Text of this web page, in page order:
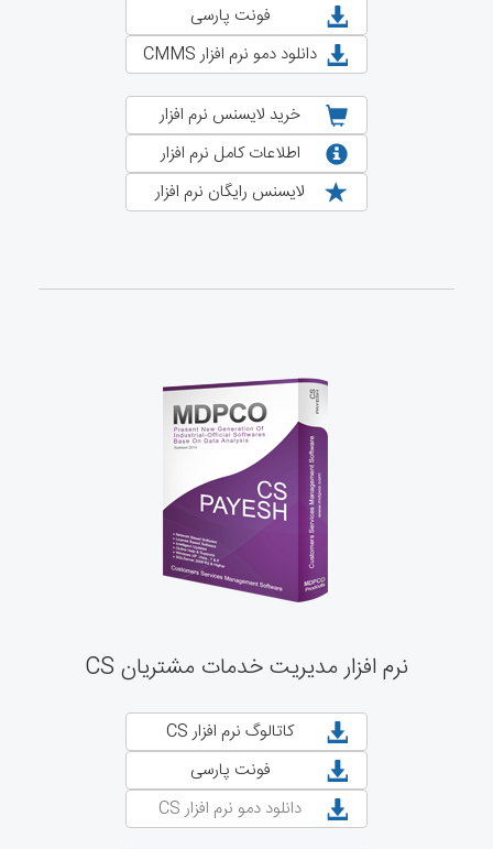
فونت پارسی
دانلود دمو نرم افزار CMMS
خرید لایسنس نرم افزار
اطلاعات کامل نرم افزار
لایسنس رایگان نرم افزار
نرم افزار مدیریت خدمات مشتریان CS
کاتالوگ نرم افزار CS
فونت پارسی
دانلود دمو نرم افزار CS